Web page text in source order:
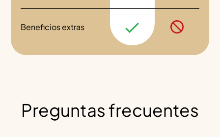
Beneficios extras
Preguntas frecuentes